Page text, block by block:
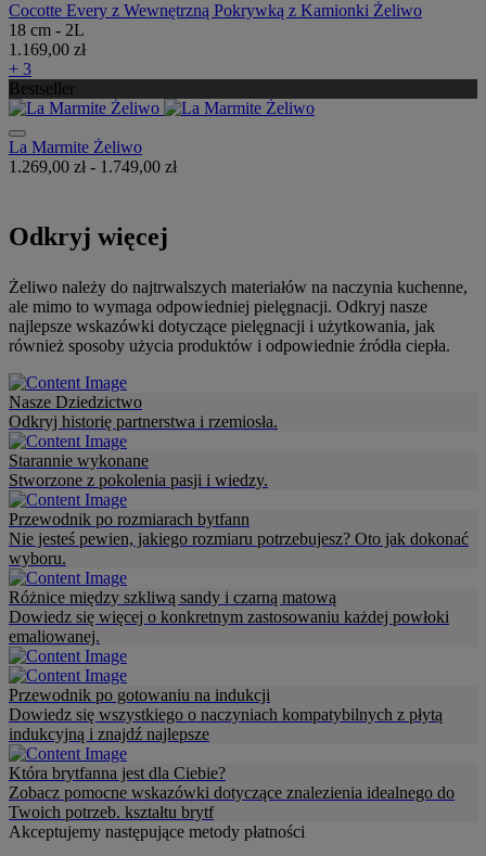
Cocotte Every z Wewnętrzną Pokrywką z Kamionki Żeliwo
18 cm - 2L
1.169,00 zł
+ 3
Bestseller
La Marmite Żeliwo
1.269,00 zł- 1.749,00 zł
Odkryj więcej
Żeliwo należy do najtrwalszych materiałów na naczynia kuchenne,
ale mimo to wymaga odpowiedniej pielęgnacji. Odkryj nasze
najlepsze wskazówki dotyczące pielęgnacji i użytkowania, jak
również sposoby użycia produktów i odpowiednie źródła ciepła.
Nasze Dziedzictwo
Odkryj historię partnerstwa i rzemiosła.
Starannie wykonane
Stworzone z pokolenia pasji i wiedzy.
Przewodnik po rozmiarach bytfann
Nie jesteś pewien, jakiego rozmiaru potrzebujesz? Oto jak dokonać
wyboru.
Różnice między szkliwą sandy i czarną matową
Dowiedz się więcej o konkretnym zastosowaniu każdej powłoki
emaliowanej.
Przewodnik po gotowaniu na indukcji
Dowiedz się wszystkiego o naczyniach kompatybilnych z płytą
indukcyjną i znajdź najlepsze
Która brytfanna jest dla Ciebie?
Zobacz pomocne wskazówki dotyczące znalezienia idealnego do
Twoich potrzeb. kształtu brytf
Akceptujemy następujące metody płatności